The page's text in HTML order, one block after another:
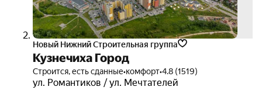
Новый Нижний Строительная группа
Кузнечиха Город
Строится, есть сданные•комфорт•4.8 (1519)
ул. Романтиков / ул. Мечтателей